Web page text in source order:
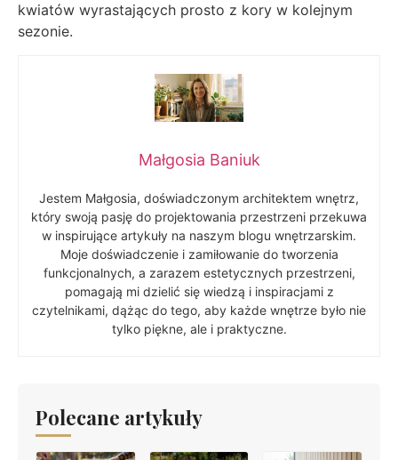
kwiatów wyrastających prosto z kory w kolejnym
sezonie.
Małgosia Baniuk
Jestem Małgosia, doświadczonym architektem wnętrz,
który swoją pasję do projektowania przestrzeni przekuwa
w inspirujące artykuły na naszym blogu wnętrzarskim.
Moje doświadczenie i zamiłowanie do tworzenia
funkcjonalnych, a zarazem estetycznych przestrzeni,
pomagają mi dzielić się wiedzą i inspiracjami z
czytelnikami, dążąc do tego, aby każde wnętrze było nie
tylko piękne, ale i praktyczne.
Polecane artykuły